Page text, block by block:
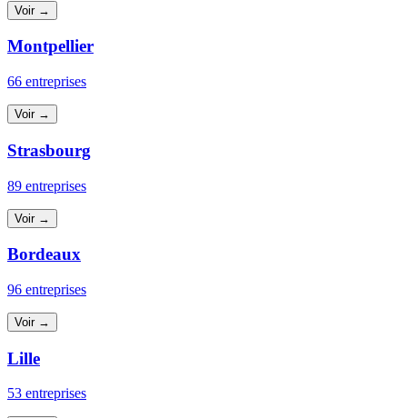
Voir →
Montpellier
66 entreprises
Voir →
Strasbourg
89 entreprises
Voir →
Bordeaux
96 entreprises
Voir →
Lille
53 entreprises